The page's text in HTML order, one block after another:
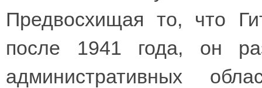
Предвосхищая то, что
после 1941 года, он
административных